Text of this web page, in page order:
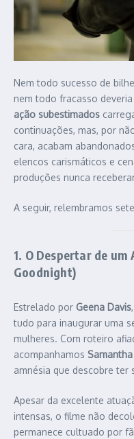
Nem todo sucesso de
nem todo fracasso
ação subestimados
continuações, mas, por
cara, acabam
elencos carismáticos e
produções nunca
A seguir, relembramos
1. O Despertar de
Goodnight)
Estrelado por Geena Davis
tudo para inaugurar uma
mulheres. Com roteiro
acompanhamos
amnésia que descobre ter
Apesar da excelente
intensas, o filme não
permanece cultuado por